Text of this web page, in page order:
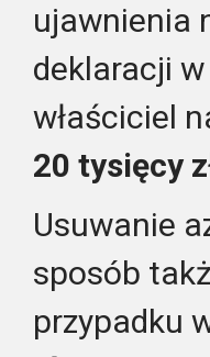
ujawnienia
deklaracji
właściciel
20 tysięcy
Usuwanie
sposób
przypadku